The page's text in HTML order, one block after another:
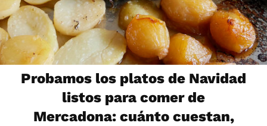
Probamos los platos de Navidad
listos para comer de
Mercadona: cuánto cuestan,